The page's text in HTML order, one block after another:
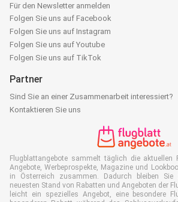
Für den Newsletter anmelden
Folgen Sie uns auf Facebook
Folgen Sie uns auf Instagram
Folgen Sie uns auf Youtube
Folgen Sie uns auf TikTok
Partner
Sind Sie an einer Zusammenarbeit interessiert?
Kontaktieren Sie uns
Flugblattangebote sammelt täglich die aktuellen
Angebote, Werbeprospekte, Magazine und
in Österreich zusammen. Dadurch bleiben
neuesten Stand von Rabatten und Angeboten der
leicht ein spezielles Angebot, eine besondere